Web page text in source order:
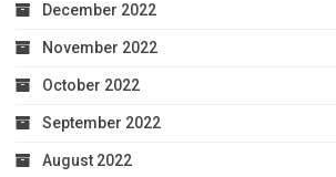
December 2022
November 2022
October 2022
September 2022
August 2022